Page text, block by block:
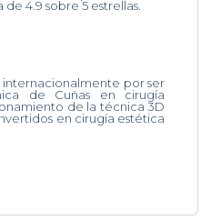
4.9 sobre 5 estrellas.
por ser
de Cuñas en cirugía
de la técnica 3D
en cirugía estética